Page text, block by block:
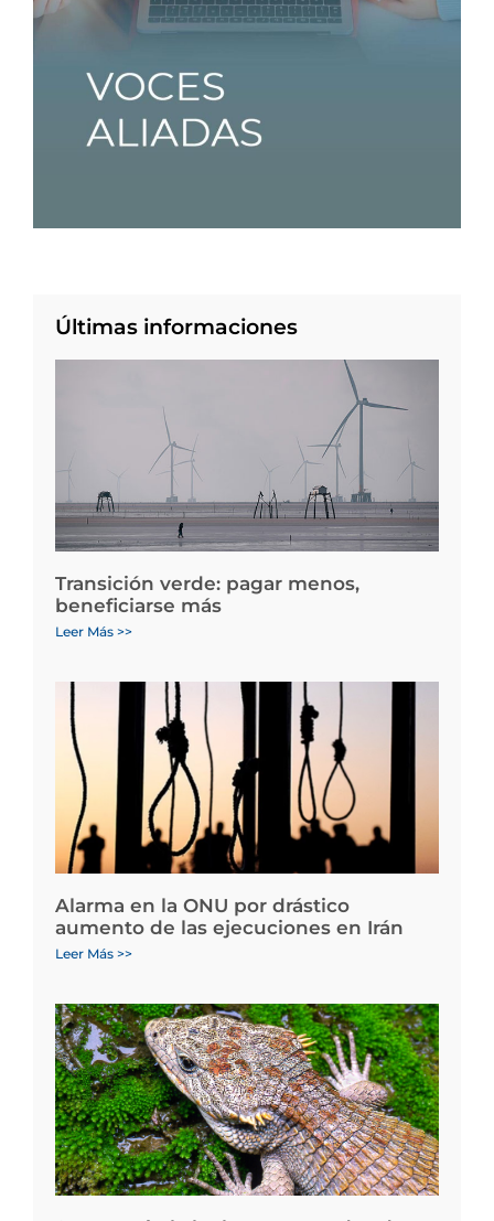
Últimas informaciones
Transición verde: pagar menos,
beneficiarse más
Leer Más >>
Alarma en la ONU por drástico
aumento de las ejecuciones en Irán
Leer Más >>